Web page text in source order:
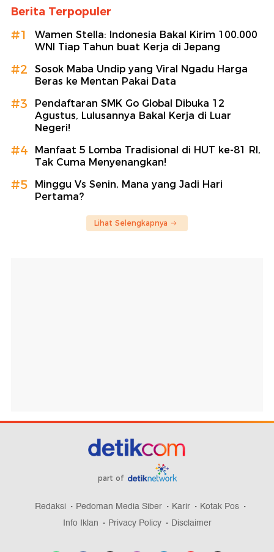
Berita Terpopuler
#1
Wamen Stella: Indonesia Bakal Kirim 100.000
WNI Tiap Tahun buat Kerja di Jepang
#2
Sosok Maba Undip yang Viral Ngadu Harga
Beras ke Mentan Pakai Data
#3
Pendaftaran SMK Go Global Dibuka 12
Agustus, Lulusannya Bakal Kerja di Luar
Negeri!
#4
Manfaat 5 Lomba Tradisional di HUT ke-81 RI,
Tak Cuma Menyenangkan!
#5
Minggu Vs Senin, Mana yang Jadi Hari
Pertama?
Lihat Selengkapnya
part of
Redaksi Pedoman Media Siber Karir
Kotak Pos
Info Iklan
Privacy Policy Disclaimer